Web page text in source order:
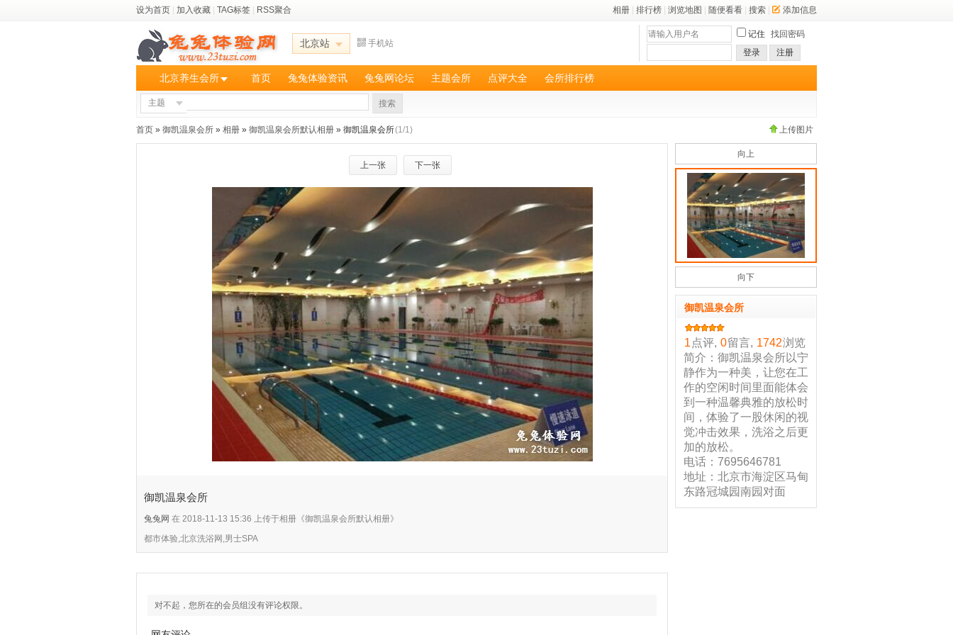
设为首页 加入收藏 TAG标签 RSS聚合 相册 排行榜 浏览地图 随便看看 搜索 添加信息
北京站 手机站
记住 找回密码
登录
注册
北京养生会所 首页 兔兔体验资讯 兔兔网论坛 主题会所 点评大全 会所排行榜
主题 搜索
上传图片
首页 » 御凯温泉会所 » 相册 » 御凯温泉会所默认相册 » 御凯温泉会所(1/1)
上一张 下一张
御凯温泉会所
兔兔网 在 2018-11-13 15:36 上传于相册《御凯温泉会所默认相册》
都市体验,北京洗浴网,男士SPA
对不起，您所在的会员组没有评论权限。
向上
向下
御凯温泉会所
1 点评, 0留言, 1742浏览
简介：御凯温泉会所以宁
静作为一种美，让您在工
作的空闲时间里面能体会
到一种温馨典雅的放松时
间，体验了一股休闲的视
觉冲击效果，洗浴之后更
加的放松。
电话：7695646781
地址：北京市海淀区马甸
东路冠城园南园对面